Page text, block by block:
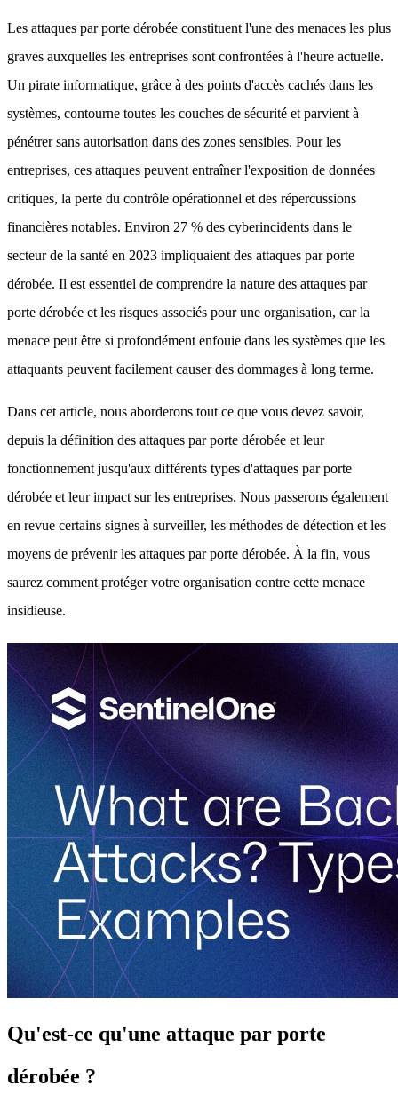
Les attaques par porte dérobée constituent l'une des menaces les plus
graves auxquelles les entreprises sont confrontées à l'heure actuelle.
Un pirate informatique, grâce à des points d'accès cachés dans les
systèmes, contourne toutes les couches de sécurité et parvient à
pénétrer sans autorisation dans des zones sensibles. Pour les
entreprises, ces attaques peuvent entraîner l'exposition de données
critiques, la perte du contrôle opérationnel et des répercussions
financières notables. Environ 27 % des cyberincidents dans le
secteur de la santé en 2023 impliquaient des attaques par porte
dérobée. Il est essentiel de comprendre la nature des attaques par
porte dérobée et les risques associés pour une organisation, car la
menace peut être si profondément enfouie dans les systèmes que les
attaquants peuvent facilement causer des dommages à long terme.
Dans cet article, nous aborderons tout ce que vous devez savoir,
depuis la définition des attaques par porte dérobée et leur
fonctionnement jusqu'aux différents types d'attaques par porte
dérobée et leur impact sur les entreprises. Nous passerons également
en revue certains signes à surveiller, les méthodes de détection et les
moyens de prévenir les attaques par porte dérobée. À la fin, vous
saurez comment protéger votre organisation contre cette menace
insidieuse.
Qu'est-ce qu'une attaque par porte
dérobée ?